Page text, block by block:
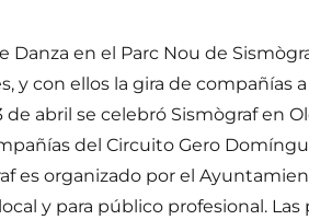
en el Parc Nou de
y con ellos la gira de compañías
de abril se celebró Sismògraf en
del Circuito Gero
es organizado por el
y para público profesional. Las